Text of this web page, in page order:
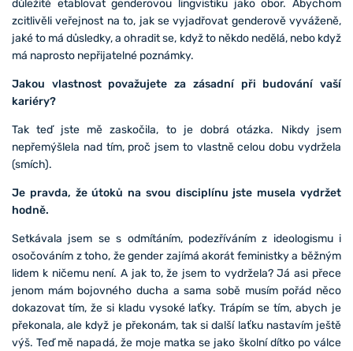
důležité etablovat genderovou lingvistiku jako obor. Abychom
zcitlivěli veřejnost na to, jak se vyjadřovat genderově vyváženě,
jaké to má důsledky, a ohradit se, když to někdo nedělá, nebo když
má naprosto nepřijatelné poznámky.
Jakou vlastnost považujete za zásadní při budování vaší
kariéry?
Tak teď jste mě zaskočila, to je dobrá otázka. Nikdy jsem
nepřemýšlela nad tím, proč jsem to vlastně celou dobu vydržela
(smích).
Je pravda, že útoků na svou disciplínu jste musela vydržet
hodně.
Setkávala jsem se s odmítáním, podezříváním z ideologismu i
osočováním z toho, že gender zajímá akorát feministky a běžným
lidem k ničemu není. A jak to, že jsem to vydržela? Já asi přece
jenom mám bojovného ducha a sama sobě musím pořád něco
dokazovat tím, že si kladu vysoké laťky. Trápím se tím, abych je
překonala, ale když je překonám, tak si další laťku nastavím ještě
výš. Teď mě napadá, že moje matka se jako školní dítko po válce